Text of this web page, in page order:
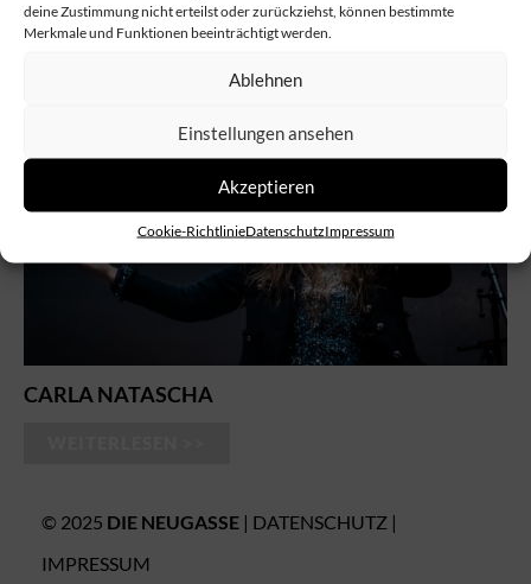
deine Zustimmung nicht erteilst oder zurückziehst, können bestimmte
Merkmale und Funktionen beeinträchtigt werden.
Akzeptieren
Ablehnen
Einstellungen ansehen
Cookie-RichtlinieDatenschutzImpressum
CARLA NATASCHA
© 2025 DIE NEUGASSE | DATENSCHUTZ |
IMPRESSUM